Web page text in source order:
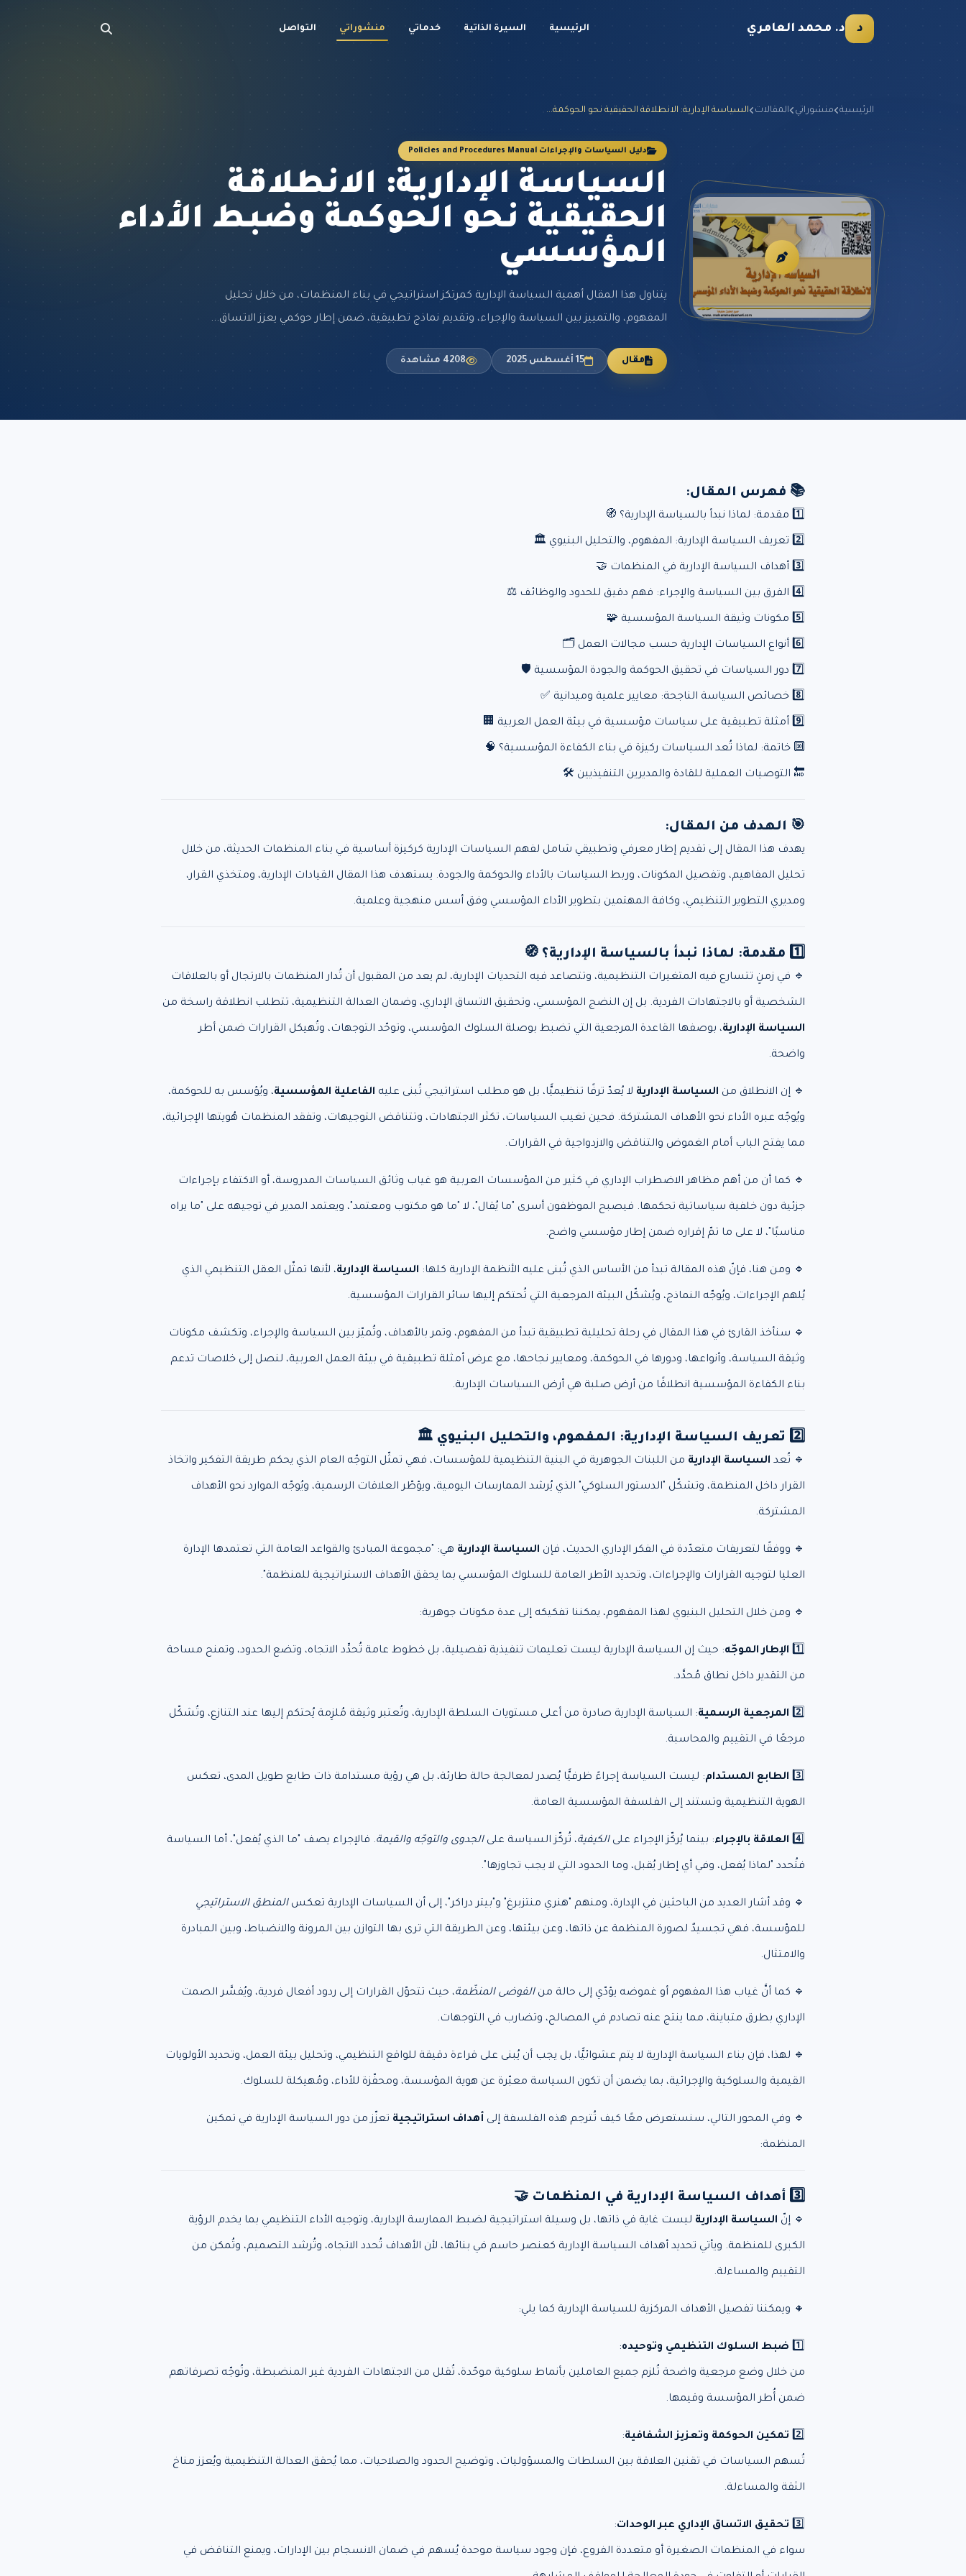
د د. محمد العامري الرئيسية السيرة الذاتية خدماتي منشوراتي التواصل
الرئيسية منشوراتي المقالات السياسة الإدارية: الانطلاقة الحقيقية نحو الحوكمة...
دليل السياسات والإجراءات Policies and Procedures Manual
السياسة الإدارية: الانطلاقة
الحقيقية نحو الحوكمة وضبط الأداء
المؤسسي
يتناول هذا المقال أهمية السياسة الإدارية كمرتكز استراتيجي في بناء المنظمات، من خلال تحليل
المفهوم، والتمييز بين السياسة والإجراء، وتقديم نماذج تطبيقية، ضمن إطار حوكمي يعزز الاتساق...
مقال 15 أغسطس 2025 4208 مشاهدة
📚 فهرس المقال:
1️⃣ مقدمة: لماذا نبدأ بالسياسة الإدارية؟ 🧭
2️⃣ تعريف السياسة الإدارية: المفهوم، والتحليل البنيوي 🏛
3️⃣ أهداف السياسة الإدارية في المنظمات 🤝
4️⃣ الفرق بين السياسة والإجراء: فهم دقيق للحدود والوظائف ⚖
5️⃣ مكونات وثيقة السياسة المؤسسية 🧩
6️⃣ أنواع السياسات الإدارية حسب مجالات العمل 🗂
7️⃣ دور السياسات في تحقيق الحوكمة والجودة المؤسسية 🛡
8️⃣ خصائص السياسة الناجحة: معايير علمية وميدانية ✅
9️⃣ أمثلة تطبيقية على سياسات مؤسسية في بيئة العمل العربية 🏢
🔟 خاتمة: لماذا تُعد السياسات ركيزة في بناء الكفاءة المؤسسية؟ 🧠
🔚 التوصيات العملية للقادة والمديرين التنفيذيين 🛠
🎯 الهدف من المقال:
يهدف هذا المقال إلى تقديم إطار معرفي وتطبيقي شامل لفهم السياسات الإدارية كركيزة أساسية في بناء المنظمات الحديثة، من خلال
تحليل المفاهيم، وتفصيل المكونات، وربط السياسات بالأداء والحوكمة والجودة. يستهدف هذا المقال القيادات الإدارية، ومتخذي القرار،
ومديري التطوير التنظيمي، وكافة المهتمين بتطوير الأداء المؤسسي وفق أسس منهجية وعلمية.
1️⃣ مقدمة: لماذا نبدأ بالسياسة الإدارية؟ 🧭
🔹 في زمنٍ تتسارع فيه المتغيرات التنظيمية، وتتصاعد فيه التحديات الإدارية، لم يعد من المقبول أن تُدار المنظمات بالارتجال أو بالعلاقات
الشخصية أو بالاجتهادات الفردية. بل إن النضج المؤسسي، وتحقيق الاتساق الإداري، وضمان العدالة التنظيمية، تتطلب انطلاقة راسخة من
السياسة الإدارية، بوصفها القاعدة المرجعية التي تضبط بوصلة السلوك المؤسسي، وتوحّد التوجهات، وتُهيكل القرارات ضمن أطر
واضحة.
🔹 إن الانطلاق من السياسة الإدارية لا يُعدّ ترفًا تنظيميًّا، بل هو مطلب استراتيجي تُبنى عليه الفاعلية المؤسسية، ويُؤسس به للحوكمة،
ويُوجّه عبره الأداء نحو الأهداف المشتركة. فحين تغيب السياسات، تكثر الاجتهادات، وتتناقض التوجيهات، وتفقد المنظمات هُويتها الإجرائية،
مما يفتح الباب أمام الغموض والتناقض والازدواجية في القرارات.
🔹 كما أن من أهم مظاهر الاضطراب الإداري في كثير من المؤسسات العربية هو غياب وثائق السياسات المدروسة، أو الاكتفاء بإجراءات
جزئية دون خلفية سياساتية تحكمها. فيصبح الموظفون أسرى "ما يُقال"، لا "ما هو مكتوب ومعتمد"، ويعتمد المدير في توجيهه على "ما يراه
مناسبًا"، لا على ما تمّ إقراره ضمن إطار مؤسسي واضح.
🔹 ومن هنا، فإنّ هذه المقالة تبدأ من الأساس الذي تُبنى عليه الأنظمة الإدارية كلها: السياسة الإدارية، لأنها تمثّل العقل التنظيمي الذي
يُلهم الإجراءات، ويُوجّه النماذج، ويُشكّل البيئة المرجعية التي تُحتكم إليها سائر القرارات المؤسسية.
🔹 سنأخذ القارئ في هذا المقال في رحلة تحليلية تطبيقية تبدأ من المفهوم، وتمر بالأهداف، وتُميّز بين السياسة والإجراء، وتكشف مكونات
وثيقة السياسة، وأنواعها، ودورها في الحوكمة، ومعايير نجاحها، مع عرض أمثلة تطبيقية في بيئة العمل العربية، لنصل إلى خلاصات تدعم
بناء الكفاءة المؤسسية انطلاقًا من أرض صلبة هي أرض السياسات الإدارية.
2️⃣ تعريف السياسة الإدارية: المفهوم، والتحليل البنيوي 🏛
🔹 تُعد السياسة الإدارية من اللبنات الجوهرية في البنية التنظيمية للمؤسسات، فهي تمثّل التوجّه العام الذي يحكم طريقة التفكير واتخاذ
القرار داخل المنظمة، وتشكّل "الدستور السلوكي" الذي يُرشد الممارسات اليومية، ويؤطّر العلاقات الرسمية، ويُوجّه الموارد نحو الأهداف
المشتركة.
🔹 ووفقًا لتعريفات متعدّدة في الفكر الإداري الحديث، فإن السياسة الإدارية هي: "مجموعة المبادئ والقواعد العامة التي تعتمدها الإدارة
العليا لتوجيه القرارات والإجراءات، وتحديد الأطر العامة للسلوك المؤسسي بما يحقق الأهداف الاستراتيجية للمنظمة".
🔹 ومن خلال التحليل البنيوي لهذا المفهوم، يمكننا تفكيكه إلى عدة مكونات جوهرية:
1️⃣ الإطار الموجّه: حيث إن السياسة الإدارية ليست تعليمات تنفيذية تفصيلية، بل خطوط عامة تُحدِّد الاتجاه، وتضع الحدود، وتمنح مساحة
من التقدير داخل نطاق مُحدَّد.
2️⃣ المرجعية الرسمية: السياسة الإدارية صادرة من أعلى مستويات السلطة الإدارية، وتُعتبر وثيقة مُلزِمة يُحتكم إليها عند التنازع، وتُشكّل
مرجعًا في التقييم والمحاسبة.
3️⃣ الطابع المستدام: ليست السياسة إجراءً ظرفيًّا يُصدر لمعالجة حالة طارئة، بل هي رؤية مستدامة ذات طابع طويل المدى، تعكس
الهوية التنظيمية وتستند إلى الفلسفة المؤسسية العامة.
4️⃣ العلاقة بالإجراء: بينما يُركّز الإجراء علىالكيفية، تُركّز السياسة علىالجدوى والتوجّه والقيمة. فالإجراء يصف "ما الذي يُفعل"، أما السياسة
فتُحدد "لماذا يُفعل، وفي أي إطار يُقبل، وما الحدود التي لا يجب تجاوزها".
🔹 وقد أشار العديد من الباحثين في الإدارة، ومنهم "هنري منتزبرغ" و"بيتر دراكر"، إلى أن السياسات الإدارية تعكسالمنطق الاستراتيجي
للمؤسسة، فهي تجسيدٌ لصورة المنظمة عن ذاتها، وعن بيئتها، وعن الطريقة التي ترى بها التوازن بين المرونة والانضباط، وبين المبادرة
والامتثال.
🔹 كما أنَّ غياب هذا المفهوم أو غموضه يؤدّي إلى حالة منالفوضى المنظّمة، حيث تتحوّل القرارات إلى ردود أفعال فردية، ويُفسَّر الصمت
الإداري بطرق متباينة، مما ينتج عنه تصادم في المصالح، وتضارب في التوجهات.
🔹 لهذا، فإن بناء السياسة الإدارية لا يتم عشوائيًّا، بل يجب أن يُبنى على قراءة دقيقة للواقع التنظيمي، وتحليل بيئة العمل، وتحديد الأولويات
القيمية والسلوكية والإجرائية، بما يضمن أن تكون السياسة معبّرة عن هوية المؤسسة، ومحفّزة للأداء، ومُهيكلة للسلوك.
🔹 وفي المحور التالي، سنستعرض معًا كيف تُترجم هذه الفلسفة إلى أهداف استراتيجية تعزّز من دور السياسة الإدارية في تمكين
المنظمة:
3️⃣ أهداف السياسة الإدارية في المنظمات 🤝
🔹 إنّ السياسة الإدارية ليست غاية في ذاتها، بل وسيلة استراتيجية لضبط الممارسة الإدارية، وتوجيه الأداء التنظيمي بما يخدم الرؤية
الكبرى للمنظمة. ويأتي تحديد أهداف السياسة الإدارية كعنصر حاسم في بنائها، لأن الأهداف تُحدد الاتجاه، وتُرشد التصميم، وتُمكن من
التقييم والمساءلة.
🔸 ويمكننا تفصيل الأهداف المركزية للسياسة الإدارية كما يلي:
1️⃣ ضبط السلوك التنظيمي وتوحيده:
من خلال وضع مرجعية واضحة تُلزم جميع العاملين بأنماط سلوكية موحّدة، تُقلل من الاجتهادات الفردية غير المنضبطة، وتُوجّه تصرفاتهم
ضمن أُطر المؤسسة وقيمها.
2️⃣ تمكين الحوكمة وتعزيز الشفافية:
تُسهم السياسات في تقنين العلاقة بين السلطات والمسؤوليات، وتوضيح الحدود والصلاحيات، مما يُحقق العدالة التنظيمية ويُعزز مناخ
الثقة والمساءلة.
3️⃣ تحقيق الاتساق الإداري عبر الوحدات:
سواء في المنظمات الصغيرة أو متعددة الفروع، فإن وجود سياسة موحدة يُسهم في ضمان الانسجام بين الإدارات، ويمنع التناقض في